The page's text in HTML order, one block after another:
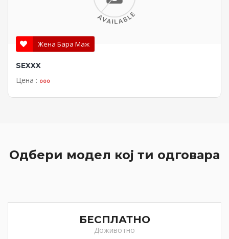
Одбери модел кој ти одговара
БЕСПЛАТНО
Доживотно